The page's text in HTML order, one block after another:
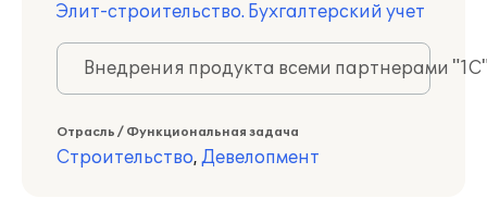
Элит-строительство. Бухгалтерский учет
Внедрения продукта всеми партнерами
Отрасль / Функциональная задача
Строительство, Девелопмент